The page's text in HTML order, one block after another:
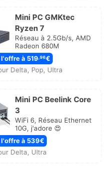
Mini PC GMKtec
Ryzen 7
Réseau à 2.5Gb/s, AMD
Radeon 680M
à 519,96€
Delta, Pop, Ultra
Mini PC Beelink Core
3
WiFi 6, Réseau Ethernet
10G, j'adore 😍
à 539€
Delta, Ultra